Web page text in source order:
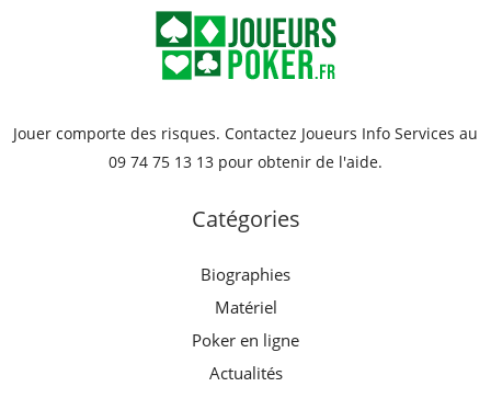
Jouer comporte des risques. Contactez Joueurs Info Services au
09 74 75 13 13 pour obtenir de l'aide.
Catégories
Biographies
Matériel
Poker en ligne
Actualités